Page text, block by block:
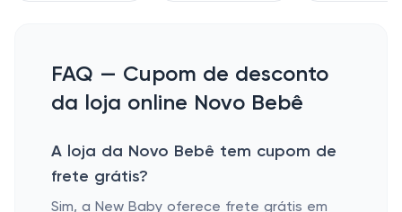
FAQ — Cupom de desconto
da loja online Novo Bebê
A loja da Novo Bebê tem cupom de
frete grátis?
Sim, a New Baby oferece frete grátis em